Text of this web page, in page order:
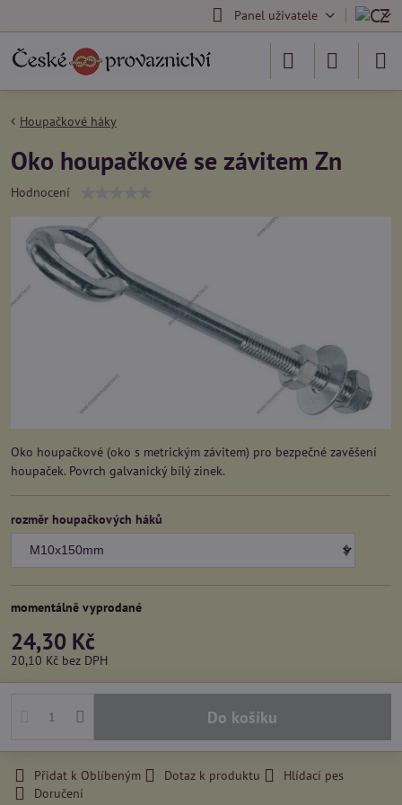
Panel uživatele
Houpačkové háky
Oko houpačkové se závitem Zn
Hodnocení
Oko houpačkové (oko s metrickým závitem) pro bezpečné zavěšení
houpaček. Povrch galvanický bílý zinek.
rozměr houpačkových háků
momentálně vyprodané
24,30 Kč
20,10 Kč bez DPH
Do košíku
Přidat k Oblíbeným Dotaz k produktu
Hlídací pes
Doručení